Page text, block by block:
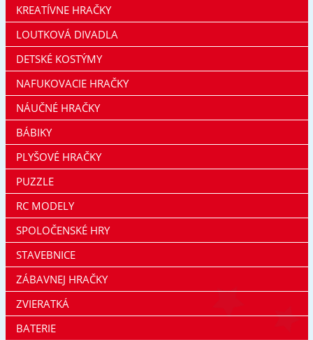
KREATÍVNE HRAČKY
LOUTKOVÁ DIVADLA
DETSKÉ KOSTÝMY
NAFUKOVACIE HRAČKY
NÁUČNÉ HRAČKY
BÁBIKY
PLYŠOVÉ HRAČKY
PUZZLE
RC MODELY
SPOLOČENSKÉ HRY
STAVEBNICE
ZÁBAVNEJ HRAČKY
ZVIERATKÁ
BATERIE